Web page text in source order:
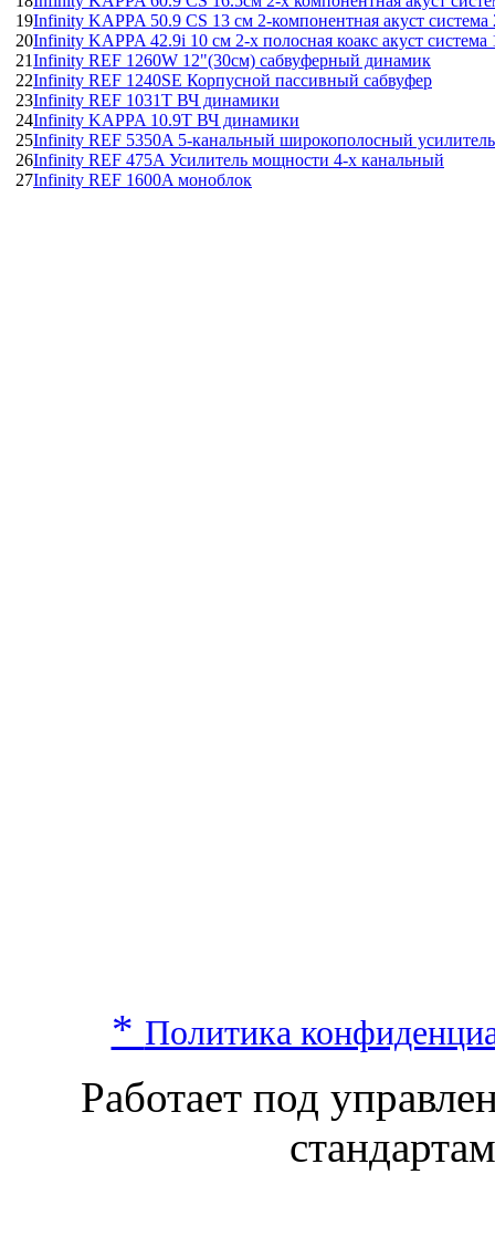
19Infinity KAPPA 50.9 CS 13 см 2-компонентная акуст система
20Infinity KAPPA 42.9i 10 см 2-х полосная коакс акуст система
21Infinity REF 1260W 12"(30см) сабвуферный динамик
22Infinity REF 1240SE Корпусной пассивный сабвуфер
23Infinity REF 1031T ВЧ динамики
24Infinity KAPPA 10.9T ВЧ динамики
25Infinity REF 5350A 5-канальный широкополосный усилитель
26Infinity REF 475A Усилитель мощности 4-х канальный
27Infinity REF 1600A моноблок
* Политика
Работает под